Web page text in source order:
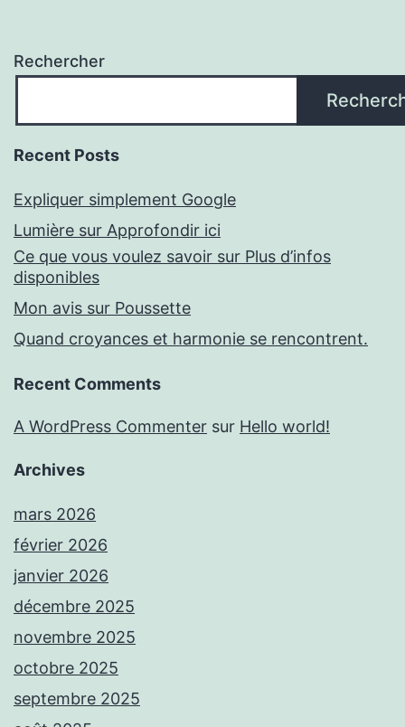
Rechercher
Recent Posts
Expliquer simplement Google
Lumière sur Approfondir ici
Ce que vous voulez savoir sur Plus d’infos
disponibles
Mon avis sur Poussette
Quand croyances et harmonie se rencontrent.
Recent Comments
A WordPress Commenter sur Hello world!
Archives
mars 2026
février 2026
janvier 2026
décembre 2025
novembre 2025
octobre 2025
septembre 2025